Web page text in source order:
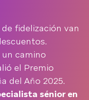
fidelización van
camino
el Premio
del Año 2025.
sénior en